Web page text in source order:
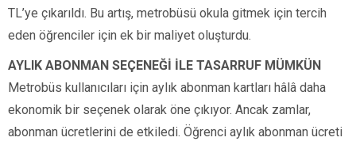
TL’ye çıkarıldı. Bu artış, metrobüsü okula gitmek için tercih
eden öğrenciler için ek bir maliyet oluşturdu.
AYLIK ABONMAN SEÇENEĞİ İLE TASARRUF MÜMKÜN
Metrobüs kullanıcıları için aylık abonman kartları hâlâ daha
ekonomik bir seçenek olarak öne çıkıyor. Ancak zamlar,
abonman ücretlerini de etkiledi. Öğrenci aylık abonman ücreti